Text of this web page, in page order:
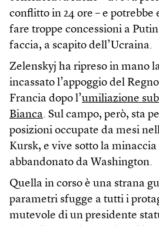
conflitto in 24 ore – e potrebbe
fare troppe concessioni a
faccia, a scapito dell’Ucraina.
Zelenskyj ha ripreso in mano
incassato l’appoggio del
Francia dopo l’umiliazione
Bianca. Sul campo, però, sta
posizioni occupate da mesi
Kursk, e vive sotto la minaccia
abbandonato da Washington.
Quella in corso è una strana
parametri sfugge a tutti i
mutevole di un presidente